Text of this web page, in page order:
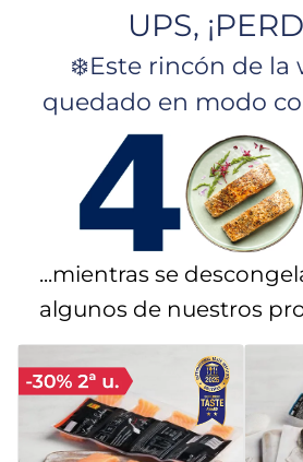
UPS,
❄️Este rincón de la
quedado en modo
...mientras se
algunos de nuestros
patatas
verduras
croquetas
canelones
9. sushi
. listísimos